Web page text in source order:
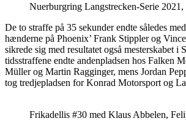
Nuerburgring Langstrecken-Serie
De to straffe på 35 sekunder endte således
hænderne på Phoenix’ Frank Stippler og
sikrede sig med resultatet også mesterskabet i
tidsstraffene endte andenpladsen hos Falken
Müller og Martin Ragginger, mens Jordan
tog tredjepladsen for Konrad Motorsport og
Frikadellis #30 med Klaus Abbelen,